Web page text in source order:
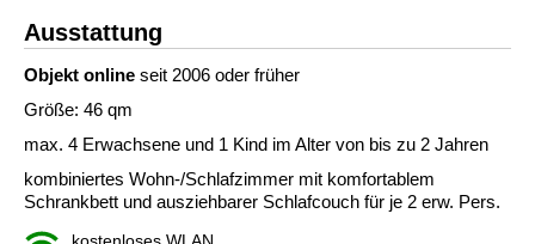
Ausstattung
Objekt online seit 2006 oder früher
Größe: 46 qm
max. 4 Erwachsene und 1 Kind im Alter von bis zu 2 Jahren
kombiniertes Wohn-/Schlafzimmer mit komfortablem
Schrankbett und ausziehbarer Schlafcouch für je 2 erw. Pers.